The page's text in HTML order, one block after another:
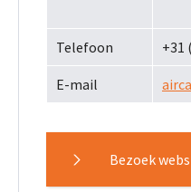
Telefoon +31
E-mail
Bezoek